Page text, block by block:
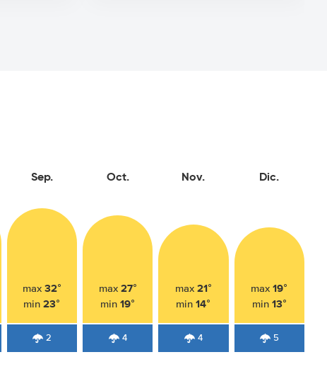
Sep.
max 32°
min23°
2
Oct.
max 27°
min19°
4
Nov.
max 21°
min14°
4
Dic.
max19°
min 13°
5